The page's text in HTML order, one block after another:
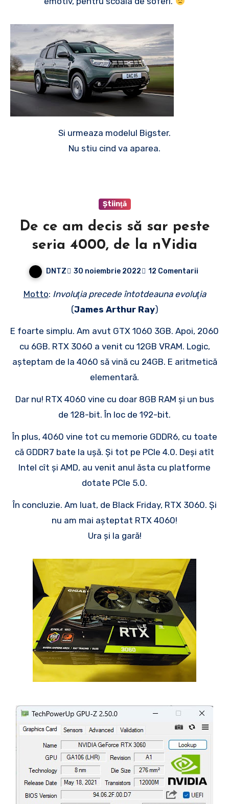
Si urmeaza modelul Bigster.
Nu stiu cind va aparea.
Ştiinţă
De ce am decis să sar peste
seria 4000, de la nVidia
DNTZ 30 noiembrie 2022 12 Comentarii
Motto: Involuţia precede întotdeauna evoluţia
(James Arthur Ray)
E foarte simplu. Am avut GTX 1060 3GB. Apoi, 2060
cu 6GB. RTX 3060 a venit cu 12GB VRAM. Logic,
așteptam de la 4060 să vină cu 24GB. E aritmetică
elementară.
Dar nu! RTX 4060 vine cu doar 8GB RAM și un bus
de 128-bit. În loc de 192-bit.
În plus, 4060 vine tot cu memorie GDDR6, cu toate
că GDDR7 bate la ușă. Și tot pe PCIe 4.0. Deși atît
Intel cît și AMD, au venit anul ăsta cu platforme
dotate PCIe 5.0.
În concluzie. Am luat, de Black Friday, RTX 3060. Și
nu am mai așteptat RTX 4060!
Ura și la gară!